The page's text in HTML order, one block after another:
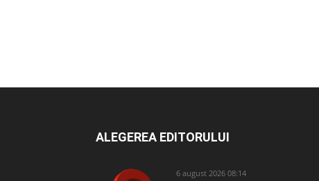
ALEGEREA EDITORULUI
6 august 2026 08:14